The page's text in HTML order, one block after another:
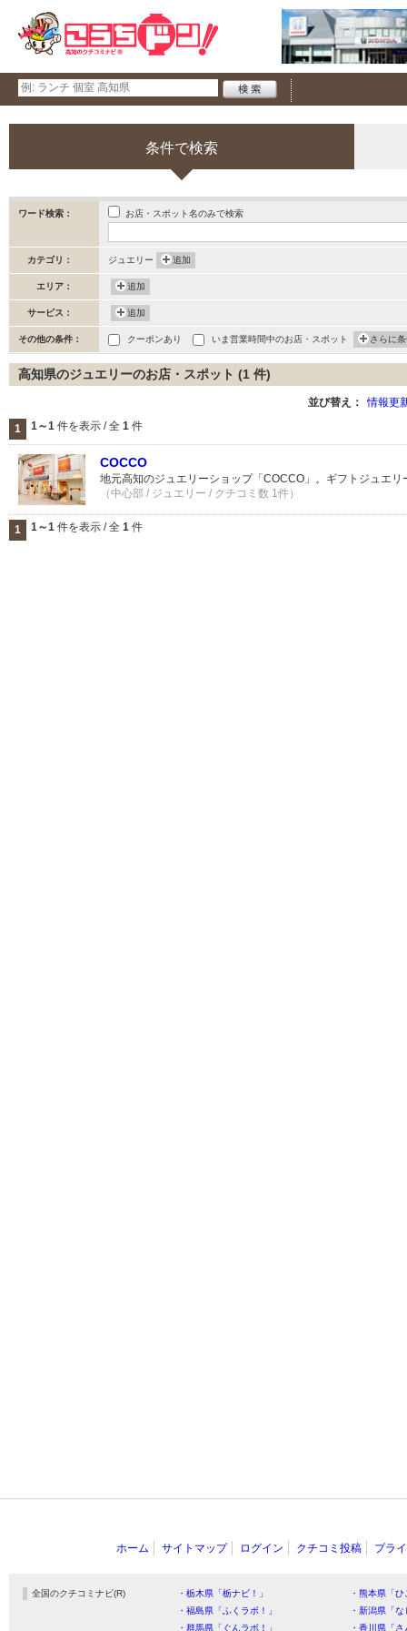
条件で検索
ワード検索： お店・スポット名のみで検索
カテゴリ： ジュエリー 追加
エリア： 追加
サービス： 追加
その他の条件： クーポンあり いま営業時間中のお店・スポット さらに
高知県のジュエリーのお店・スポット (1 件)
並び替え： 情報更
1 1～1 件を表示 / 全 1 件
COCCO
地元高知のジュエリーショップ「COCCO」。ギフトジュエ
（中心部 / ジュエリー / クチコミ数 1件）
1 1～1 件を表示 / 全 1 件
ホーム サイトマップ ログイン クチコミ投稿 プラ
全国のクチコミナビ(R) ・栃木県「栃ナビ！」
・熊本県「
・福島県「ふくラボ！」
・新潟県「
・群馬県「ぐんラボ！」
・香川県「